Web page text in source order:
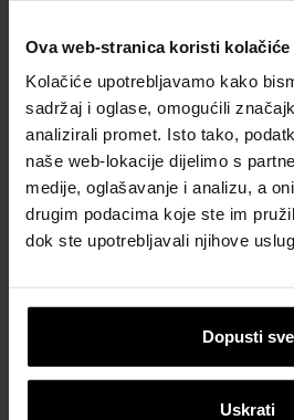
Ova web-stranica koristi kolačiće
Kolačiće upotrebljavamo kako
sadržaj i oglase, omogućili
analizirali promet. Isto tako,
naše web-lokacije dijelimo s
medije, oglašavanje i analizu, a
drugim podacima koje ste im
dok ste upotrebljavali njihove
Dopusti sve
Uskrati